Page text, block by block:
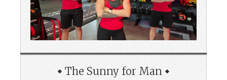
The Sunny for Man